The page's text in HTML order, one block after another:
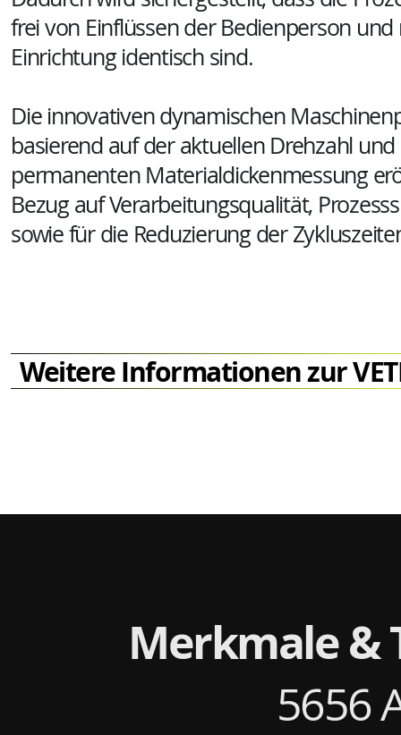
Merkmale &
5656
frei von Einflüssen der Bedienperson und
Einrichtung identisch sind.
Die innovativen dynamischen
basierend auf der aktuellen Drehzahl
permanenten Materialdickenmessung
Bezug auf Verarbeitungsqualität,
sowie für die Reduzierung der
Weitere Informationen zur